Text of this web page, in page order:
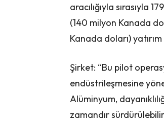
aracılığıyla sırasıyla
(140 milyon Kanada
Kanada doları)
Şirket: “Bu pilot
endüstrileşmesine
Alüminyum,
zamandır